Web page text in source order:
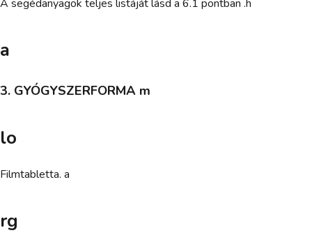
A segédanyagok teljes listáját lásd a 6.1 pontban .h
a
3. GYÓGYSZERFORMA m
lo
Filmtabletta. a
rg